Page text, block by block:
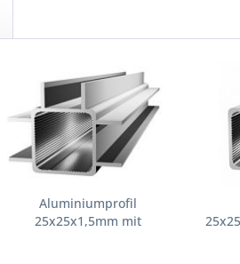
Aluminiumprofil
25x25x1,5mm mit